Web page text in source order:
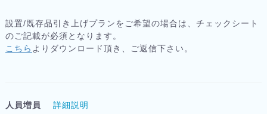
設置/既存品引き上げプランをご希望の場合は、チェックシート
のご記載が必須となります。
こちら よりダウンロード頂き、ご返信下さい。
人員増員 詳細説明